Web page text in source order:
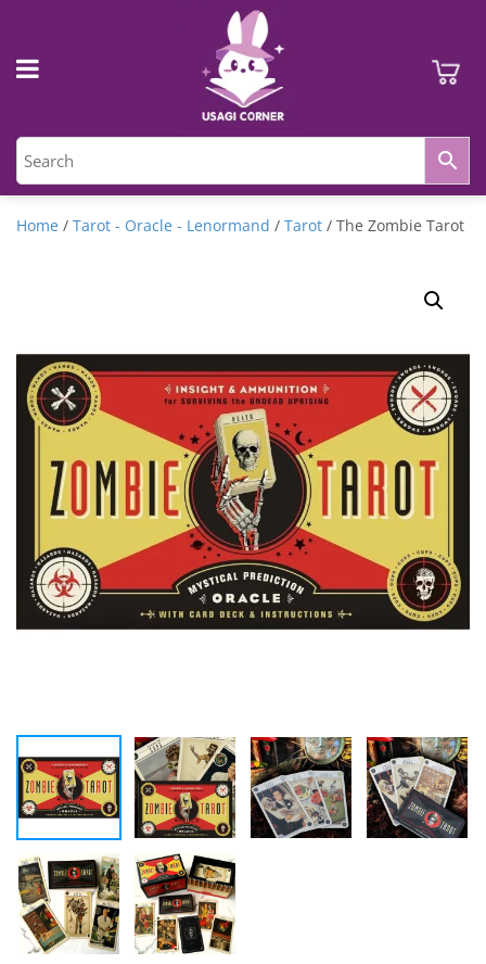
Home / Tarot - Oracle - Lenormand / Tarot / The Zombie Tarot